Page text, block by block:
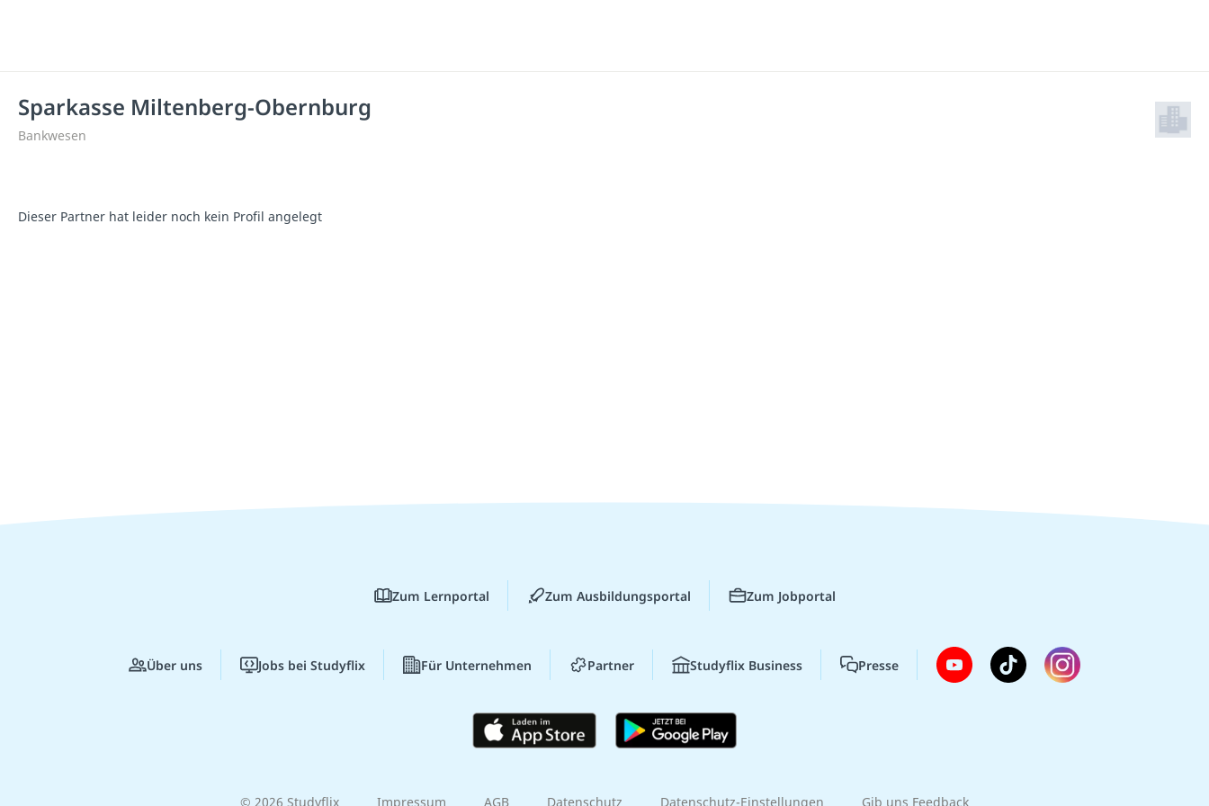
Sparkasse Miltenberg-Obernburg
Bankwesen
Dieser Partner hat leider noch kein Profil angelegt
Zum Lernportal Zum Ausbildungsportal Zum Jobportal
Über uns Jobs bei Studyflix Für Unternehmen Partner Studyflix Business Presse
© 2026 Studyflix Impressum AGB Datenschutz Datenschutz-Einstellungen Gib uns Feedback